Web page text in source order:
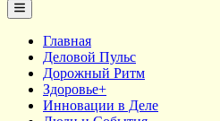
Main
Menu
Главная
Деловой Пульс
Дорожный Ритм
Здоровье+
Инновации в Деле